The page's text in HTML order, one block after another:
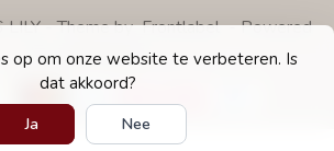
op om onze website te verbeteren. Is
dat akkoord?
Ja
Nee
- Theme byFrontlabel- Powered
byLightspeed